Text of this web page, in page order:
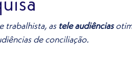
trabalhista, as tele audiências
de conciliação.